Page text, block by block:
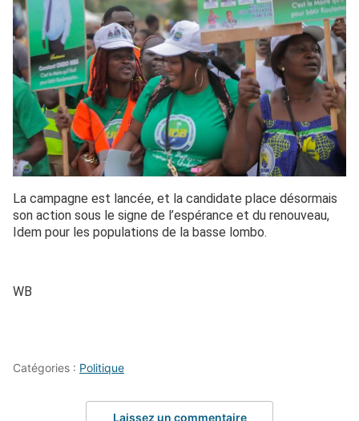
La campagne est lancée, et la candidate place désormais
son action sous le signe de l’espérance et du renouveau,
Idem pour les populations de la basse lombo.
WB
Catégories : Politique
Laissez un commentaire